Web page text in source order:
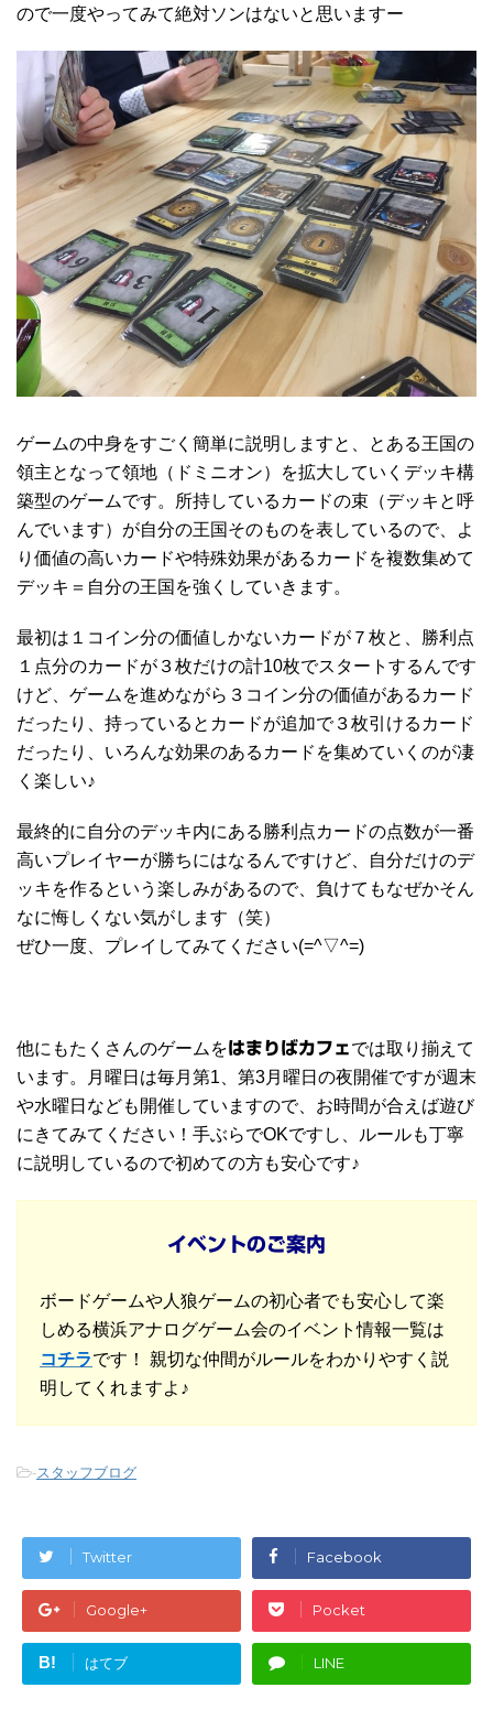
ので一度やってみて絶対ソンはないと思いますー
ゲームの中身をすごく簡単に説明しますと、とある王国の
領主となって領地（ドミニオン）を拡大していくデッキ構
築型のゲームです。所持しているカードの束（デッキと呼
んでいます）が自分の王国そのものを表しているので、よ
り価値の高いカードや特殊効果があるカードを複数集めて
デッキ＝自分の王国を強くしていきます。
最初は１コイン分の価値しかないカードが７枚と、勝利点
１点分のカードが３枚だけの計10枚でスタートするんです
けど、ゲームを進めながら３コイン分の価値があるカード
だったり、持っているとカードが追加で３枚引けるカード
だったり、いろんな効果のあるカードを集めていくのが凄
く楽しい♪
最終的に自分のデッキ内にある勝利点カードの点数が一番
高いプレイヤーが勝ちにはなるんですけど、自分だけのデ
ッキを作るという楽しみがあるので、負けてもなぜかそん
なに悔しくない気がします（笑）
ぜひ一度、プレイしてみてください(=^▽^=)
他にもたくさんのゲームをはまりばカフェでは取り揃えて
います。月曜日は毎月第1、第3月曜日の夜開催ですが週末
や水曜日なども開催していますので、お時間が合えば遊び
にきてみてください！手ぶらでOKですし、ルールも丁寧
に説明しているので初めての方も安心です♪
イベントのご案内
ボードゲームや人狼ゲームの初心者でも安心して楽
しめる横浜アナログゲーム会のイベント情報一覧は
コチラです！ 親切な仲間がルールをわかりやすく説
明してくれますよ♪
-スタッフブログ
Twitter Facebook
Google+ Pocket
B! はてブ LINE